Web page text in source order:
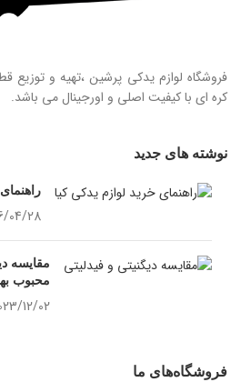
فروشگاه لوازم یدکی پرشین ،تهیه و توزیع
کره ای با کیفیت اصلی و اورجینال می باشد.
نوشته های جدید
04/28
مقایسه
محبوب
12/02
فروشگاه‌های ما